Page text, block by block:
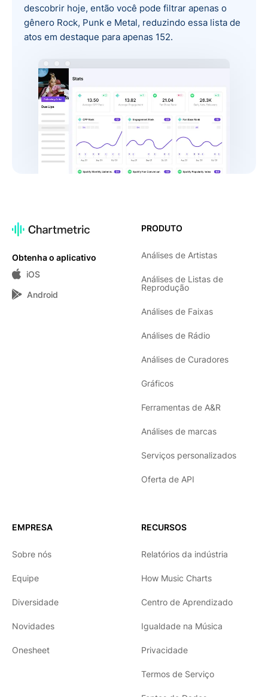
descobrir hoje, então você pode filtrar apenas o
gênero Rock, Punk e Metal, reduzindo essa lista de
atos em destaque para apenas 152.
Obtenha o aplicativo
iOS
Android
PRODUTO
Análises de Artistas
Análises de Listas de
Reprodução
Análises de Faixas
Análises de Rádio
Análises de Curadores
Gráficos
Ferramentas de A&R
Análises de marcas
Serviços personalizados
Oferta de API
EMPRESA
Sobre nós
Equipe
Diversidade
Novidades
Onesheet
RECURSOS
Relatórios da indústria
How Music Charts
Centro de Aprendizado
Igualdade na Música
Privacidade
Termos de Serviço